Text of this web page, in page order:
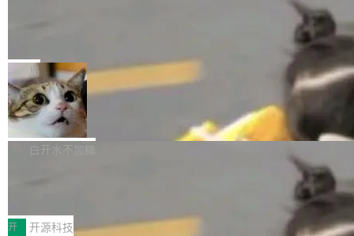
一在人才争夺战中失血的公司。六月，Google
连失两员大将：Noam Shazeer 去了 Op...
er HE-AAC 960 解码 (DAB+) transpose_cuda
filter 添加 AMF Frame Rate Converter (vf_frc
_amf) filter SMPTE 2094-50 元数据支持和直
通 ProRes RAW VideoToolbox 硬件加速器 AP
V ...
Code 在 X 上发帖：「DeepSeek Flash did 8T
tokens on August 1st. 5T of free usage + 3T
on OpenCode Go.」79.8 万次浏览，连带着 #
DeepSeek一天消耗了8万亿# 上了微博热搜——
注意这是 OpenCode 一家的消耗。 OpenCode
不完。」5T 来自免费额度，3T 来自 Go...
局
NetBSD 11.0 正式发布
NetBSD 11.0 现已正式发布，这是 NetBSD 操
作系统的第十八个主要版本。 自 NetBSD 10.1
ve JH71XX 的设备，例如 VisionFive 2、PINE
白开水不加糖
案
享会在上海举办。鸿蒙生态的全场景智慧营销平
开 开源科技